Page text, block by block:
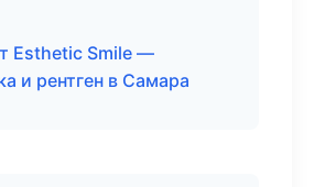
Esthetic Smile —
и рентген в Самара